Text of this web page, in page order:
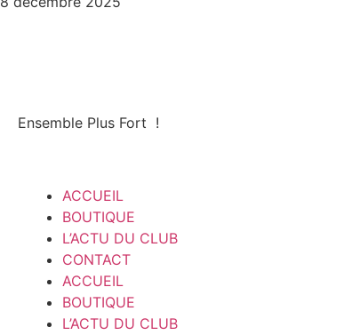
Ensemble Plus Fort !
ACCUEIL
BOUTIQUE
L’ACTU DU CLUB
CONTACT
ACCUEIL
BOUTIQUE
L’ACTU DU CLUB